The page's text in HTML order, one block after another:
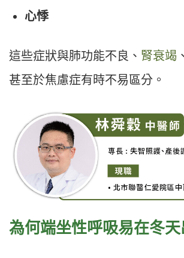
心悸
這些症狀與肺功能不良、 腎衰竭
甚至於焦慮症有時不易區分。
為何端坐性呼吸易在冬天